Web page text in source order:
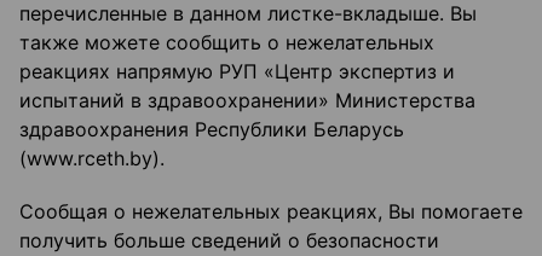
перечисленные в данном листке-вкладыше. Вы
также можете сообщить о нежелательных
реакциях напрямую РУП «Центр экспертиз и
испытаний в здравоохранении» Министерства
здравоохранения Республики Беларусь
(www.rceth.by).
Сообщая о нежелательных реакциях, Вы помогаете
получить больше сведений о безопасности